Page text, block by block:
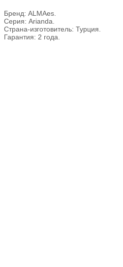
Бренд: ALMAes.
Серия: Arianda.
Страна-изготовитель: Турция.
Гарантия: 2 года.